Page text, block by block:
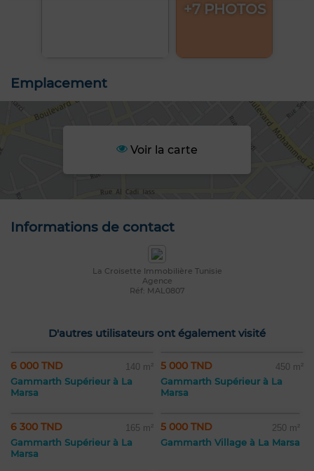
+7 PHOTOS
Emplacement
Voir la carte
Informations de contact
La Croisette Immobilière Tunisie
Agence
Réf: MAL0807
D'autres utilisateurs ont également visité
6 000 TND 140 m²
Gammarth Supérieur à La
Marsa
5 000 TND 450 m²
Gammarth Supérieur à La
Marsa
6 300 TND 165 m²
Gammarth Supérieur à La
Marsa
5 000 TND 250 m²
Gammarth Village à La Marsa